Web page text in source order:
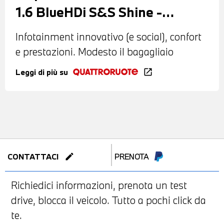
1.6 BlueHDi S&S Shine -
Citroën C3
Infotainment innovativo (e social), confort
e prestazioni. Modesto il bagagliaio
Leggi di più su open_in_new
CONTATTACI edit PRENOTA
Richiedici informazioni, prenota un test
drive, blocca il veicolo. Tutto a pochi click da
te.